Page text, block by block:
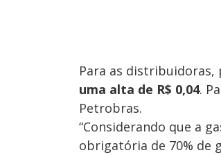
Para as
uma alta de R$ 0,04.
Petrobras.
“Considerando que a
obrigatória de 70% de